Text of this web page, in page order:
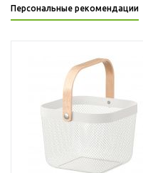
Персональные рекомендации